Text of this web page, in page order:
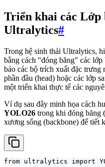
Triển khai các Lớp
Ultralytics#
Trong hệ sinh thái Ultralytics,
bằng cách "đóng băng" các
bảo các bộ trích xuất đặc
phần đầu (head) hoặc các lớp
một triển khai thực tế các
Ví dụ sau đây minh họa cách
YOLO26 trong khi đóng băng
xương sống (backbone) để tiết
from ultralytics import